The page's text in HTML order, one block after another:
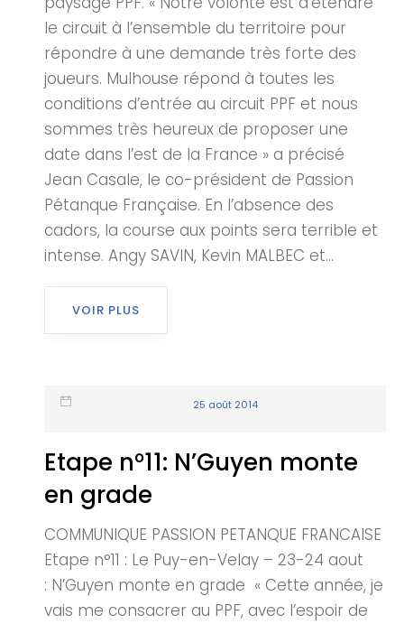
le circuit à l’ensemble du territoire pour
répondre à une demande très forte des
joueurs. Mulhouse répond à toutes les
conditions d’entrée au circuit PPF et nous
sommes très heureux de proposer une
date dans l’est de la France » a précisé
Jean Casale, le co-président de Passion
Pétanque Française. En l’absence des
cadors, la course aux points sera terrible et
intense. Angy SAVIN, Kevin MALBEC et...
VOIR PLUS
25 août 2014
Etape n°11: N’Guyen monte
en grade
COMMUNIQUE PASSION PETANQUE FRANCAISE
Etape n°11 : Le Puy-en-Velay – 23-24 aout
: N’Guyen monte en grade « Cette année, je
vais me consacrer au PPF, avec l’espoir de